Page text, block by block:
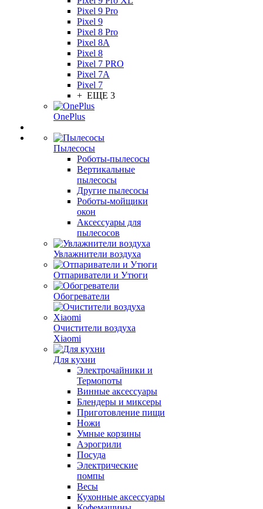
Pixel 9 Pro
Pixel 9
Pixel 8 Pro
Pixel 8A
Pixel 8
Pixel 7 PRO
Pixel 7A
Pixel 7
+ ЕЩЕ 3
OnePlus
Пылесосы
Роботы-пылесосы
Вертикальные
пылесосы
Другие пылесосы
Роботы-мойщики
окон
Аксессуары для
пылесосов
Увлажнители воздуха
Отпариватели и Утюги
Обогреватели
Очистители воздуха
Xiaomi
Для кухни
Электрочайники и
Термопоты
Винные аксессуары
Блендеры и миксеры
Приготовление пищи
Ножи
Умные корзины
Аэрогрили
Посуда
Электрические
помпы
Весы
Кухонные аксессуары